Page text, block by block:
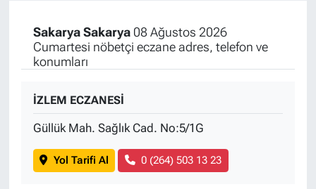
Sakarya Sakarya08 Ağustos 2026
Cumartesi nöbetçi eczane adres, telefon ve
konumları
İZLEM ECZANESİ
Güllük Mah. Sağlık Cad. No:5/1G
Yol Tarifi Al 0 (264) 503 13 23